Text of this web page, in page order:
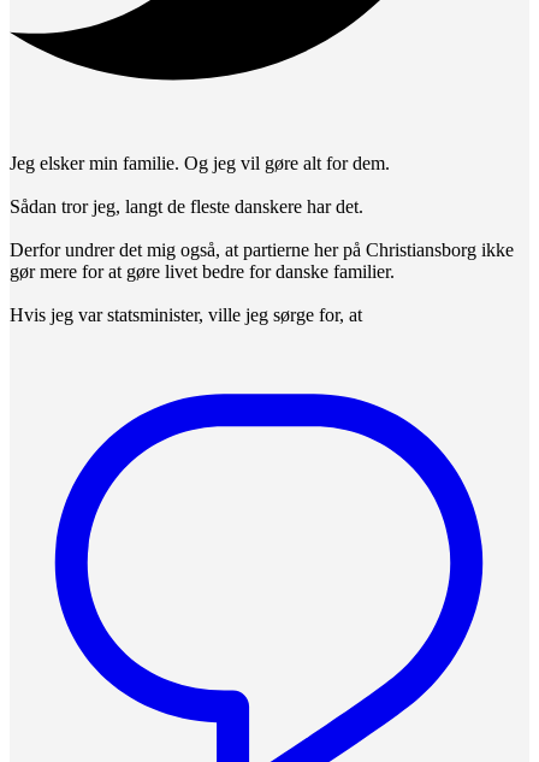
Jeg elsker min familie. Og jeg vil gøre alt for dem.
Sådan tror jeg, langt de fleste danskere har det.
Derfor undrer det mig også, at partierne her på Christiansborg ikke
gør mere for at gøre livet bedre for danske familier.
Hvis jeg var statsminister, ville jeg sørge for, at